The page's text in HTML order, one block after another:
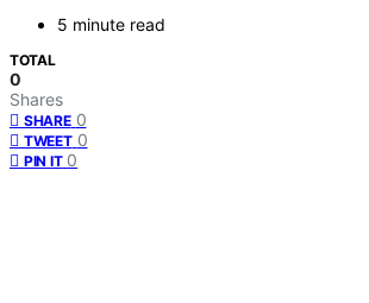
5 minute read
TOTAL
0
Shares
SHARE 0
TWEET 0
PIN IT 0